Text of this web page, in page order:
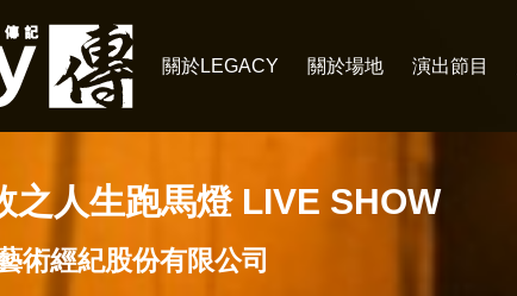
關於LEGACY 關於場地 演出節目
之人生跑馬燈 LIVE SHOW
術經紀股份有限公司